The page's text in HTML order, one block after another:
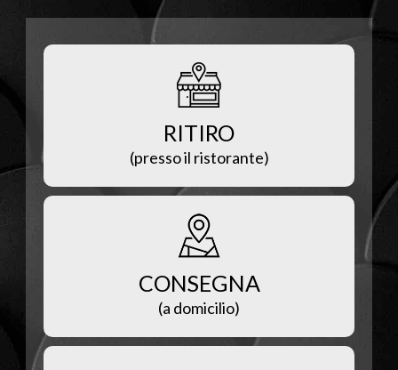
RITIRO
(presso il ristorante)
CONSEGNA
(a domicilio)